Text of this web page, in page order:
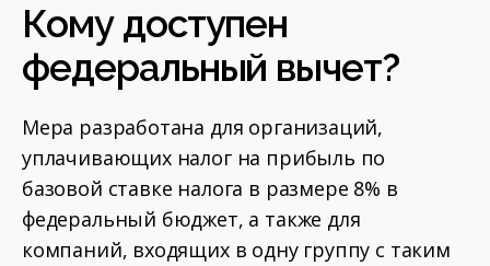
Кому доступен
федеральный вычет?
Мера разработана для организаций,
уплачивающих налог на прибыль по
базовой ставке налога в размере 8% в
федеральный бюджет, а также для
компаний, входящих в одну группу с таким